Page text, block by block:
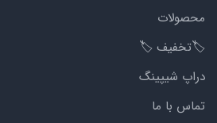
محصولات
🏷️تخفیف 🏷️
دراپ شیپینگ
تماس با ما